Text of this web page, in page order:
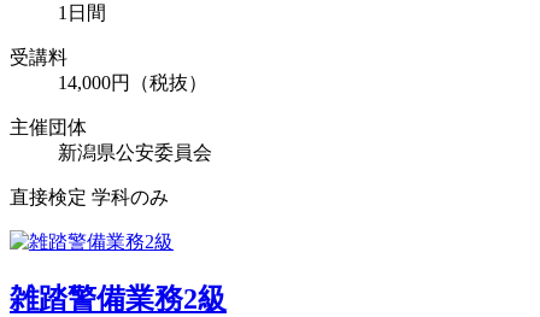
1日間
受講料
14,000円（税抜）
主催団体
新潟県公安委員会
直接検定 学科のみ
雑踏警備業務2級